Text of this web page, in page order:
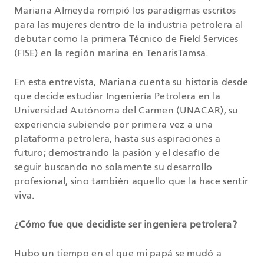
Mariana Almeyda rompió los paradigmas escritos
para las mujeres dentro de la industria petrolera al
debutar como la primera Técnico de Field Services
(FISE) en la región marina en TenarisTamsa.
En esta entrevista, Mariana cuenta su historia desde
que decide estudiar Ingeniería Petrolera en la
Universidad Autónoma del Carmen (UNACAR), su
experiencia subiendo por primera vez a una
plataforma petrolera, hasta sus aspiraciones a
futuro; demostrando la pasión y el desafío de
seguir buscando no solamente su desarrollo
profesional, sino también aquello que la hace sentir
viva.
¿Cómo fue que decidiste ser ingeniera petrolera?
Hubo un tiempo en el que mi papá se mudó a